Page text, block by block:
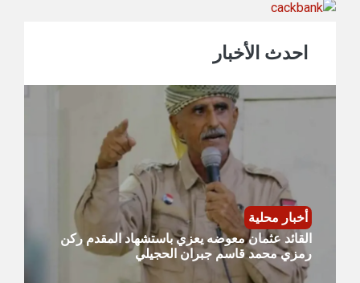
احدث الأخبار
أخبار محلية
القائد عثمان معوضه يعزي باستشهاد المقدم ركن
رمزي محمد قاسم جبران الحجيلي